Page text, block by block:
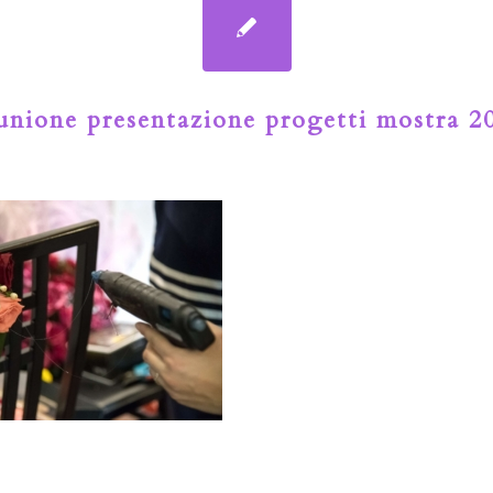
presentazione progetti mostra